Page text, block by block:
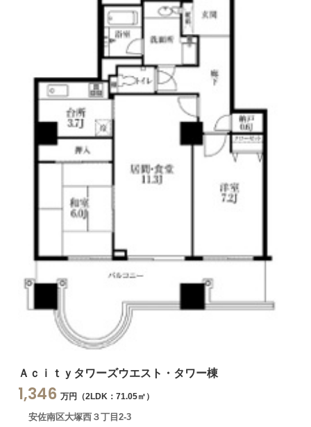
Ａｃｉｔｙタワーズウエスト・タワー棟
1,346 万円（2LDK：71.05㎡）
安佐南区大塚西３丁目2-3